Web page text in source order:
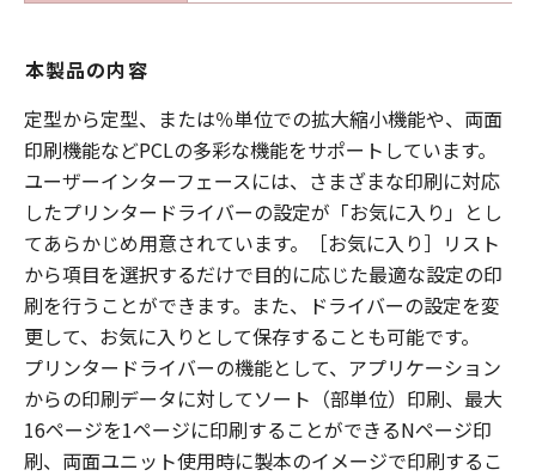
本製品の内容
定型から定型、または％単位での拡大縮小機能や、両面
印刷機能などPCLの多彩な機能をサポートしています。
ユーザーインターフェースには、さまざまな印刷に対応
したプリンタードライバーの設定が「お気に入り」とし
てあらかじめ用意されています。［お気に入り］リスト
から項目を選択するだけで目的に応じた最適な設定の印
刷を行うことができます。また、ドライバーの設定を変
更して、お気に入りとして保存することも可能です。
プリンタードライバーの機能として、アプリケーション
からの印刷データに対してソート（部単位）印刷、最大
16ページを1ページに印刷することができるNページ印
刷、両面ユニット使用時に製本のイメージで印刷するこ